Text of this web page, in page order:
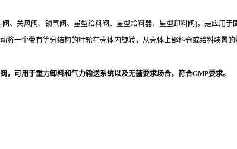
、关风阀、锁气阀、星型给料阀、星型给料器、星型卸料阀)，是应用于
将一个带有等分结构的叶轮在壳体内旋转，从壳体上部料仓或给料装置
可用于重力卸料和气力输送系统以及无菌要求场合，符合GMP要求。